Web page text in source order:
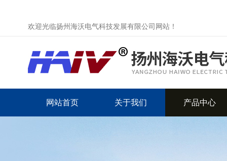
欢迎光临扬州海沃电气科技发展有限公司网站！
网站首页 关于我们 产品中心